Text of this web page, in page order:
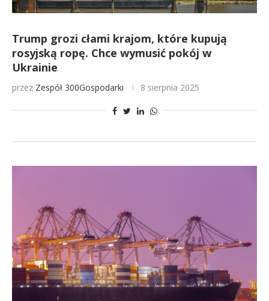
Trump grozi cłami krajom, które kupują
rosyjską ropę. Chce wymusić pokój w
Ukrainie
przez Zespół 300Gospodarki 8 sierpnia 2025